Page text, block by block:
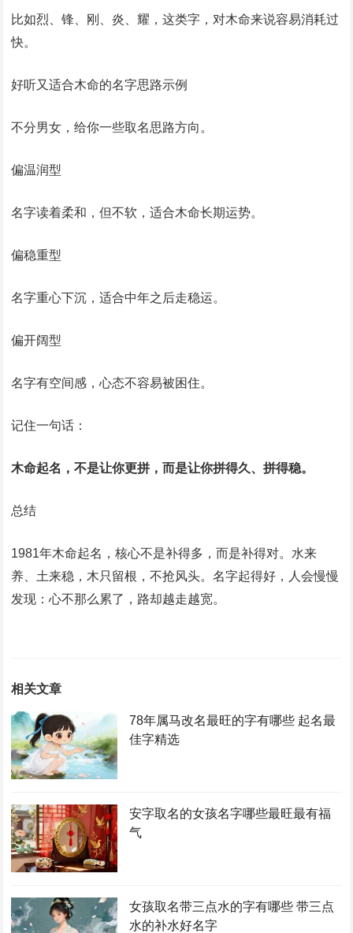
比如烈、锋、刚、炎、耀，这类字，对木命来说容易消耗过
快。
好听又适合木命的名字思路示例
不分男女，给你一些取名思路方向。
偏温润型
名字读着柔和，但不软，适合木命长期运势。
偏稳重型
名字重心下沉，适合中年之后走稳运。
偏开阔型
名字有空间感，心态不容易被困住。
记住一句话：
木命起名，不是让你更拼，而是让你拼得久、拼得稳。
总结
1981年木命起名，核心不是补得多，而是补得对。水来
养、土来稳，木只留根，不抢风头。名字起得好，人会慢慢
发现：心不那么累了，路却越走越宽。
相关文章
78年属马改名最旺的字有哪些 起名最
佳字精选
安字取名的女孩名字哪些最旺最有福
气
女孩取名带三点水的字有哪些 带三点
水的补水好名字